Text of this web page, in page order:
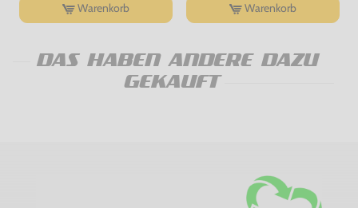
Warenkorb Warenkorb
DAS HABEN ANDERE DAZU
GEKAUFT